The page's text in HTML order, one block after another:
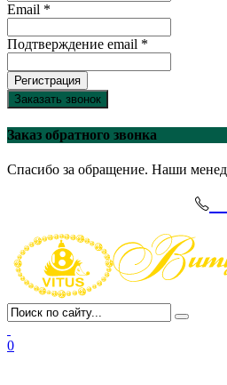
Email *
Подтверждение email *
Регистрация
Заказать звонок
Заказ обратного звонка
Спасибо за обращение. Наши
0